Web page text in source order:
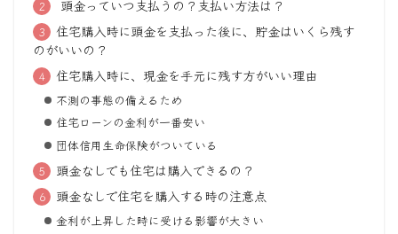
頭金っていつ支払うの？支払い方法は？
住宅購入時に頭金を支払った後に、貯金はいくら残す
のがいいの？
住宅購入時に、現金を手元に残す方がいい理由
不測の事態の備えるため
住宅ローンの金利が一番安い
団体信用生命保険がついている
頭金なしでも住宅は購入できるの？
頭金なしで住宅を購入する時の注意点
金利が上昇した時に受ける影響が大きい